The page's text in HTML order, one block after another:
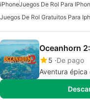
iPhoneJuegos De Rol Para
Juegos De Rol Gratuitos Para
Oceanhorn
5 De pago
Aventura épica